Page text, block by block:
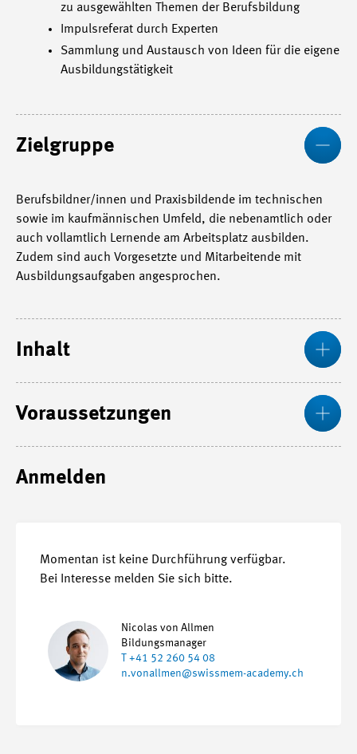
zu ausgewählten Themen der Berufsbildung
Impulsreferat durch Experten
Sammlung und Austausch von Ideen für die eigene
Ausbildungstätigkeit
Zielgruppe
Berufsbildner/innen und Praxisbildende im technischen
sowie im kaufmännischen Umfeld, die nebenamtlich oder
auch vollamtlich Lernende am Arbeitsplatz ausbilden.
Zudem sind auch Vorgesetzte und Mitarbeitende mit
Ausbildungsaufgaben angesprochen.
Inhalt
Voraussetzungen
Anmelden
Momentan ist keine Durchführung verfügbar.
Bei Interesse melden Sie sich bitte.
Nicolas von Allmen
Bildungsmanager
T +41 52 260 54 08
n.vonallmen@swissmem-academy.ch